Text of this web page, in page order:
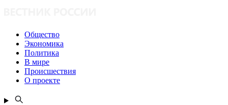
Общество
Экономика
Политика
В мире
Происшествия
О проекте